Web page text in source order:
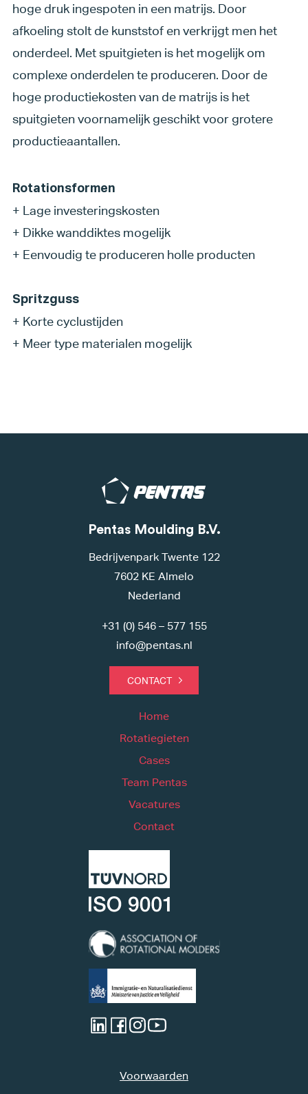
hoge druk ingespoten in een matrijs. Door
afkoeling stolt de kunststof en verkrijgt men het
onderdeel. Met spuitgieten is het mogelijk om
complexe onderdelen te produceren. Door de
hoge productiekosten van de matrijs is het
spuitgieten voornamelijk geschikt voor grotere
productieaantallen.
Rotationsformen
+ Lage investeringskosten
+ Dikke wanddiktes mogelijk
+ Eenvoudig te produceren holle producten
Spritzguss
+ Korte cyclustijden
+ Meer type materialen mogelijk
Pentas Moulding B.V.
Bedrijvenpark Twente 122
7602 KE Almelo
Nederland
+31 (0) 546 – 577 155
info@pentas.nl
CONTACT
Home
Rotatiegieten
Cases
Team Pentas
Vacatures
Contact
Voorwaarden